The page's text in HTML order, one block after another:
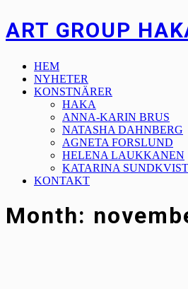
ART GROUP
HEM
NYHETER
KONSTNÄRER
HAKA
ANNA-KARIN BRUS
NATASHA DAHNBERG
AGNETA FORSLUND
HELENA LAUKKANEN
KATARINA
KONTAKT
Month: